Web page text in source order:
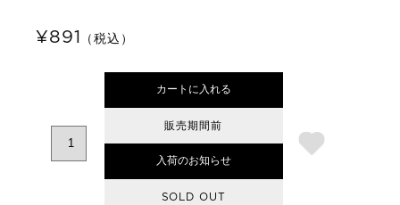
¥891 （税込）
カートに入れる
販売期間前
入荷のお知らせ
SOLD OUT